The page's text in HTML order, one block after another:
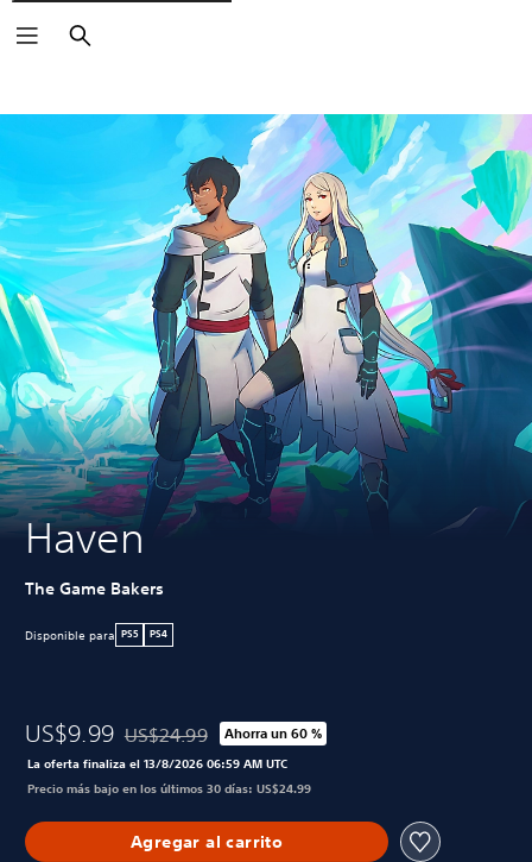
Buscar
Haven
The Game Bakers
Disponible para PS5 PS4
US$9.99 Rebajado del precio original de US$24.99
US$24.99 Ahorra un 60 %
La oferta finaliza el 13/8/2026 06:59 AM UTC
Precio más bajo en los últimos 30 días: US$24.99
Agregar al carrito